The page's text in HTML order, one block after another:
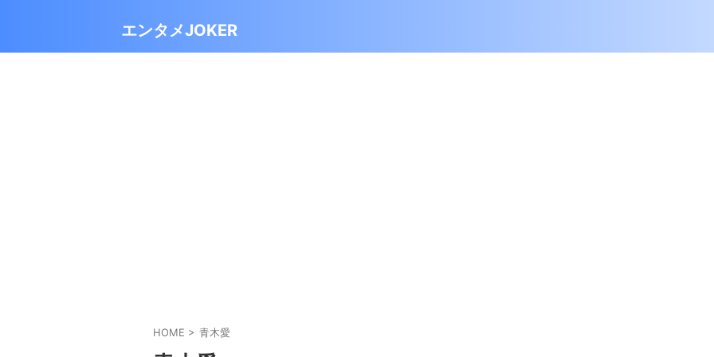
エンタメJOKER
HOME > 青木愛